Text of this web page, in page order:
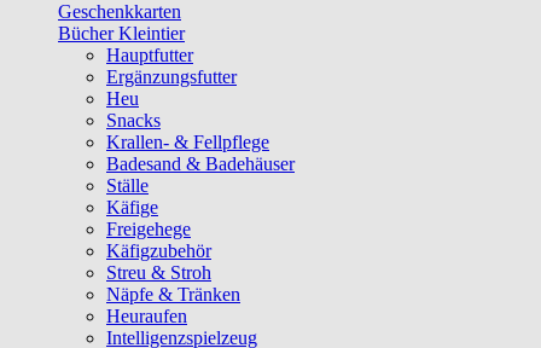
Geschenkkarten
Bücher Kleintier
Hauptfutter
Ergänzungsfutter
Heu
Snacks
Krallen- & Fellpflege
Badesand & Badehäuser
Ställe
Käfige
Freigehege
Käfigzubehör
Streu & Stroh
Näpfe & Tränken
Heuraufen
Intelligenzspielzeug